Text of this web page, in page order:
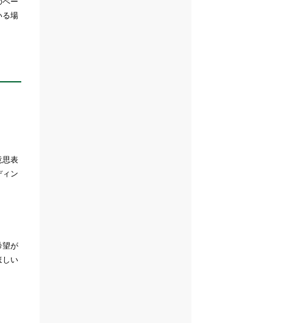
る場
思表
ィン
望が
しい